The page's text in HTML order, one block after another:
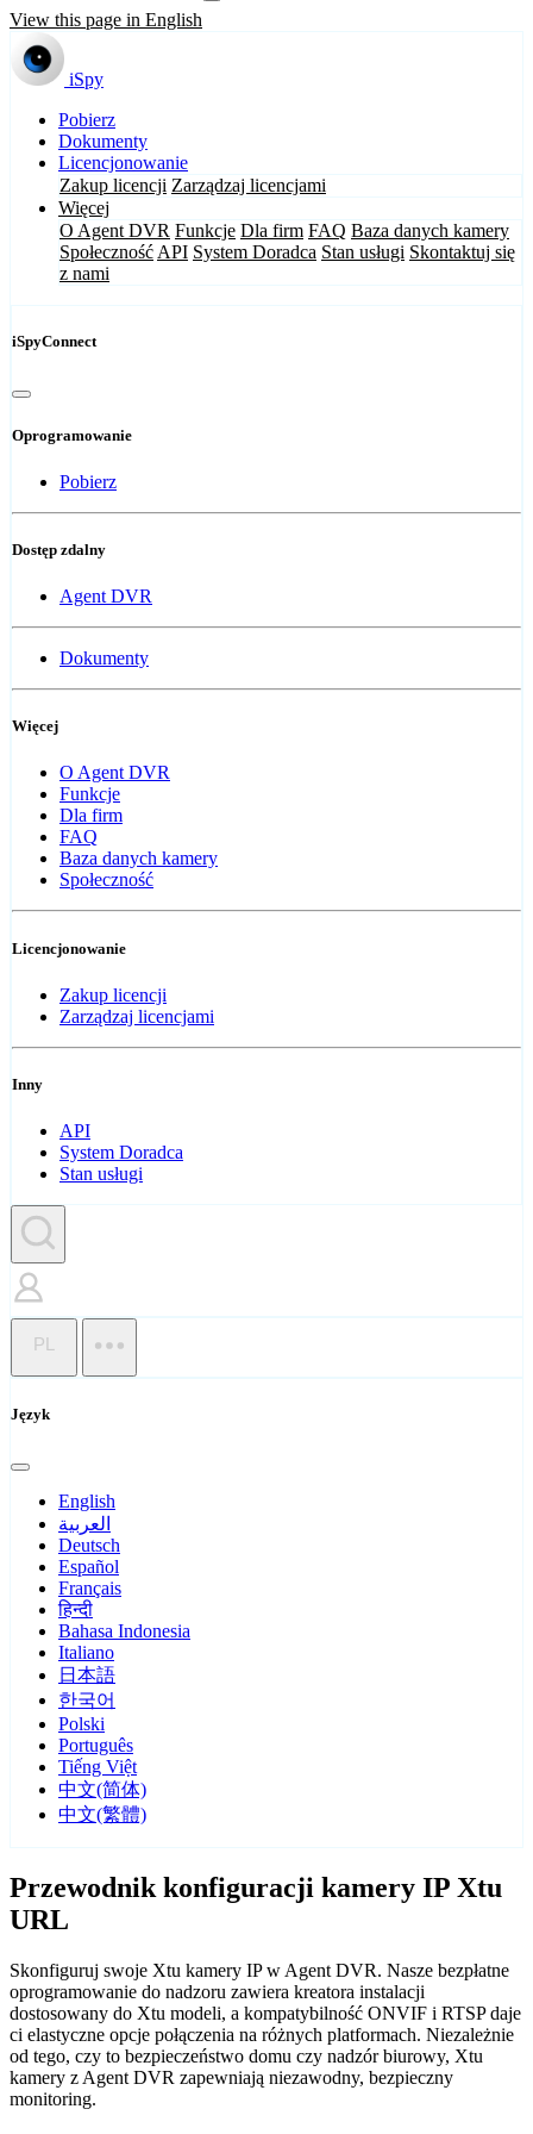
View this page in English
iSpy
Pobierz
Dokumenty
Licencjonowanie
Zakup licencji Zarządzaj licencjami
Więcej
O Agent DVR Funkcje Dla firm FAQ Baza danych kamery
Społeczność API System Doradca Stan usługi Skontaktuj się
z nami
iSpyConnect
Oprogramowanie
Pobierz
Dostęp zdalny
Agent DVR
Dokumenty
Więcej
O Agent DVR
Funkcje
Dla firm
FAQ
Baza danych kamery
Społeczność
Licencjonowanie
Zakup licencji
Zarządzaj licencjami
Inny
API
System Doradca
Stan usługi
PL
Język
English
العربية
Deutsch
Español
Français
हिन्दी
Bahasa Indonesia
Italiano
日本語
한국어
Polski
Português
Tiếng Việt
中文(简体)
中文(繁體)
Przewodnik konfiguracji kamery IP Xtu
URL
Skonfiguruj swoje Xtu kamery IP w Agent DVR. Nasze bezpłatne
oprogramowanie do nadzoru zawiera kreatora instalacji
dostosowany do Xtu modeli, a kompatybilność ONVIF i RTSP daje
ci elastyczne opcje połączenia na różnych platformach. Niezależnie
od tego, czy to bezpieczeństwo domu czy nadzór biurowy, Xtu
kamery z Agent DVR zapewniają niezawodny, bezpieczny
monitoring.